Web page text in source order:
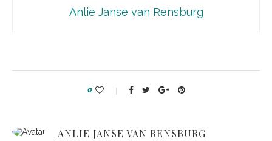
Anlie Janse van Rensburg
0
ANLIE JANSE VAN RENSBURG